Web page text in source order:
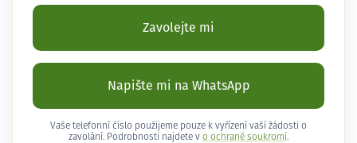
Zavolejte mi
Napište mi na WhatsApp
Vaše telefonní číslo použijeme pouze k vyřízení vaší žádosti o
zavolání. Podrobnosti najdete v o ochraně soukromí .